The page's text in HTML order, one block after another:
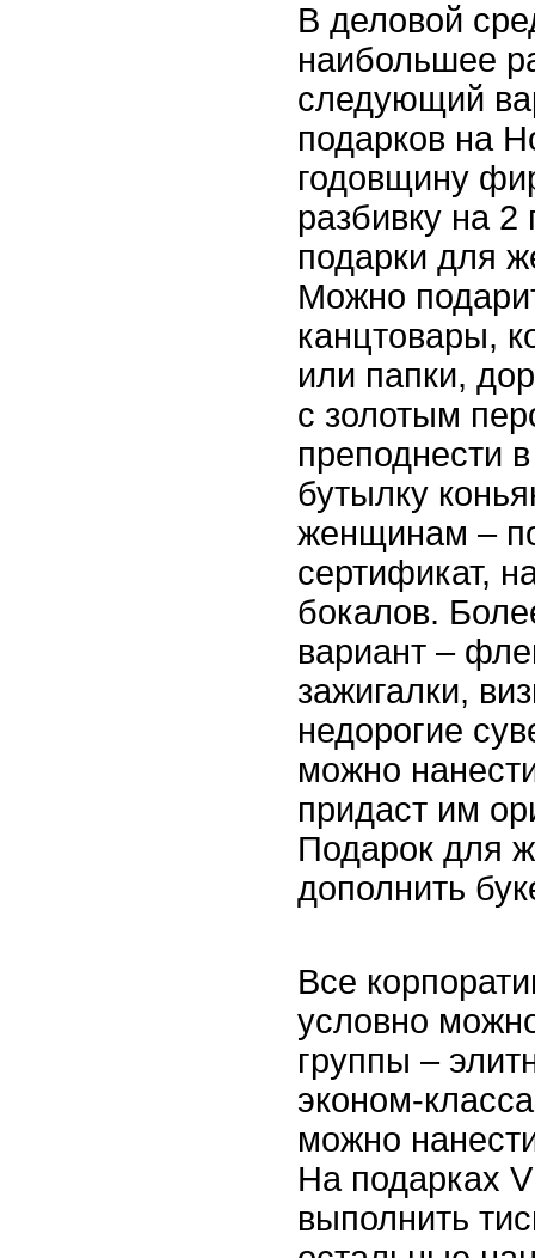
В деловой
наибольшее
следующий
подарков на
годовщину
разбивку на 2
подарки для
Можно
канцтовары,
или папки,
с золотым
преподнести
бутылку
женщинам –
сертификат,
бокалов.
вариант –
зажигалки,
недорогие
можно
придаст им
Подарок для
дополнить
Все
условно
группы –
эконом-
можно
На подарках
выполнить